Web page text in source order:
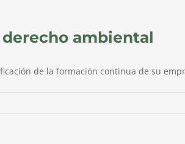
ambiental
de la formación continua de su